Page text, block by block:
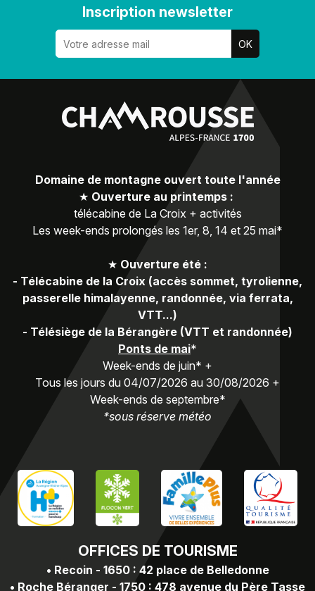
Inscription newsletter
OFFICES DE TOURISME
• Recoin - 1650 : 42 place de Belledonne
• Roche Béranger - 1750 : 478 avenue du Père Tasse
Domaine de montagne ouvert toute l'année
★ Ouverture au printemps :
télécabine de La Croix + activités
Les week-ends prolongés les 1er, 8, 14 et 25 mai*
★ Ouverture été :
- Télécabine de la Croix (accès sommet, tyrolienne,
passerelle himalayenne, randonnée, via ferrata,
VTT...)
- Télésiège de la Bérangère (VTT et randonnée)
Ponts de mai*
Week-ends de juin* +
Tous les jours du 04/07/2026 au 30/08/2026 +
Week-ends de septembre*
*sous réserve météo